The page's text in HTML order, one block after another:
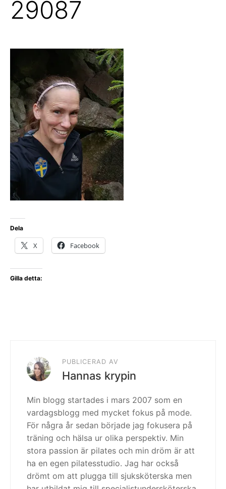
29087
Dela
X Facebook
Gilla detta:
PUBLICERAD AV
Hannas krypin
Min blogg startades i mars 2007 som en
vardagsblogg med mycket fokus på mode.
För några år sedan började jag fokusera på
träning och hälsa ur olika perspektiv. Min
stora passion är pilates och min dröm är att
ha en egen pilatesstudio. Jag har också
drömt om att plugga till sjuksköterska men